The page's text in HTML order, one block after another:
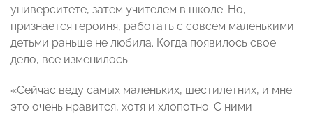
университете, затем учителем в школе. Но,
признается героиня, работать с совсем маленькими
детьми раньше не любила. Когда появилось свое
дело, все изменилось.
«Сейчас веду самых маленьких, шестилетних, и мне
это очень нравится, хотя и хлопотно. С ними